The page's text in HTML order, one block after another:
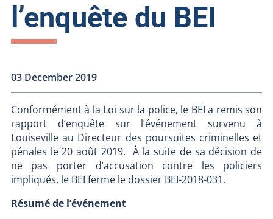
l’enquête du BEI
03 December 2019
Conformément à la Loi sur la police, le BEI a remis son
rapport d’enquête sur l’événement survenu à
Louiseville au Directeur des poursuites criminelles et
pénales le 20 août 2019. À la suite de sa décision de
ne pas porter d’accusation contre les policiers
impliqués, le BEI ferme le dossier BEI-2018-031.
Résumé de l’événement